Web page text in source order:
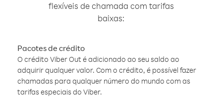
flexíveis de chamada com tarifas
baixas:
Pacotes de crédito
O crédito Viber Out é adicionado ao seu saldo ao
adquirir qualquer valor. Com o crédito, é possível fazer
chamadas para qualquer número do mundo com as
tarifas especiais do Viber.